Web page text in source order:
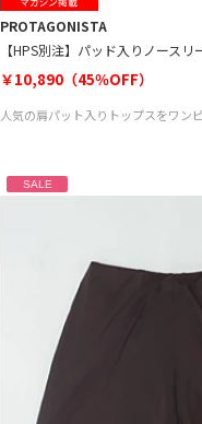
PROTAGONISTA
【HPS別注】パッド入りノースリ
￥10,890（45％OFF）
人気の肩パット入りトップスをワン
SALE